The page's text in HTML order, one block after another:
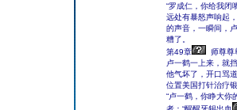
“罗成仁，你给我闭
远处有暴怒声响起
的声音，一瞬间，
糟了。
第49章
师尊尊
卢一鹤一上来，就
他气坏了，开口骂
位置美国打针治疗
“卢一鹤，你睁大你